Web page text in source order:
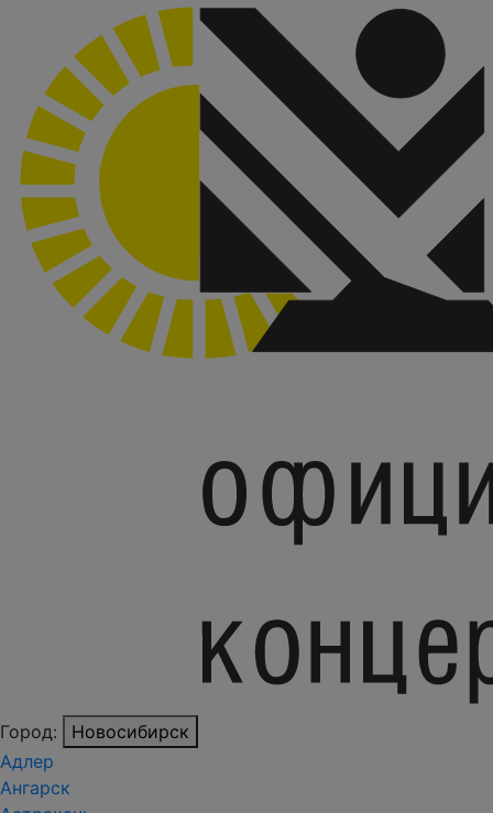
Город:
Новосибирск
Адлер
Ангарск